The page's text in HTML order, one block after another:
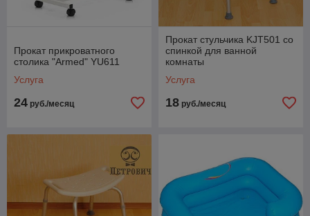
Прокат прикроватного
столика "Armed" YU611
Услуга
24 руб./месяц
Прокат стульчика KJT501 со
спинкой для ванной
комнаты
Услуга
18 руб./месяц